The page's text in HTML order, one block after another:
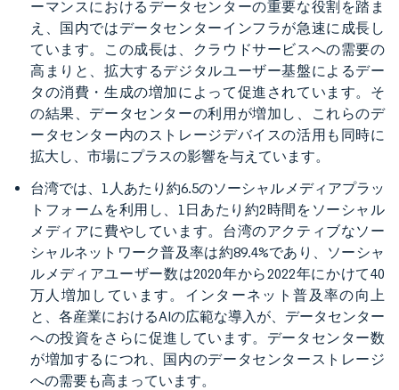
ーマンスにおけるデータセンターの重要な役割を踏ま
え、国内ではデータセンターインフラが急速に成長し
ています。この成長は、クラウドサービスへの需要の
高まりと、拡大するデジタルユーザー基盤によるデー
タの消費・生成の増加によって促進されています。そ
の結果、データセンターの利用が増加し、これらのデ
ータセンター内のストレージデバイスの活用も同時に
拡大し、市場にプラスの影響を与えています。
台湾では、1人あたり約6.5のソーシャルメディアプラッ
トフォームを利用し、1日あたり約2時間をソーシャル
メディアに費やしています。台湾のアクティブなソー
シャルネットワーク普及率は約89.4%であり、ソーシャ
ルメディアユーザー数は2020年から2022年にかけて40
万人増加しています。インターネット普及率の向上
と、各産業におけるAIの広範な導入が、データセンター
への投資をさらに促進しています。データセンター数
が増加するにつれ、国内のデータセンターストレージ
への需要も高まっています。